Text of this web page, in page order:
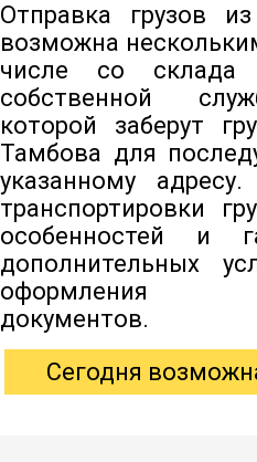
Отправка грузов
возможна
числе со
собственной
которой заберут
Тамбова для
указанному
транспортировки
особенностей и
дополнительных
оформления
документов.
Сегодня